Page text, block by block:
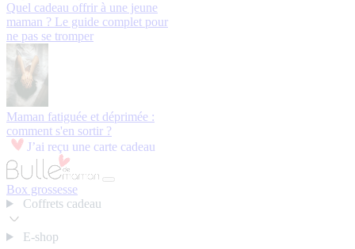
Quel cadeau offrir à une jeune
maman ? Le guide complet pour
ne pas se tromper
Maman fatiguée et déprimée :
comment s'en sortir ?
J’ai reçu une carte cadeau
Box grossesse
Coffrets cadeau
E-shop